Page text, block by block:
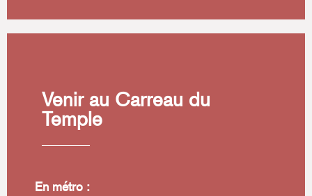
Venir au Carreau du
Temple
En métro :